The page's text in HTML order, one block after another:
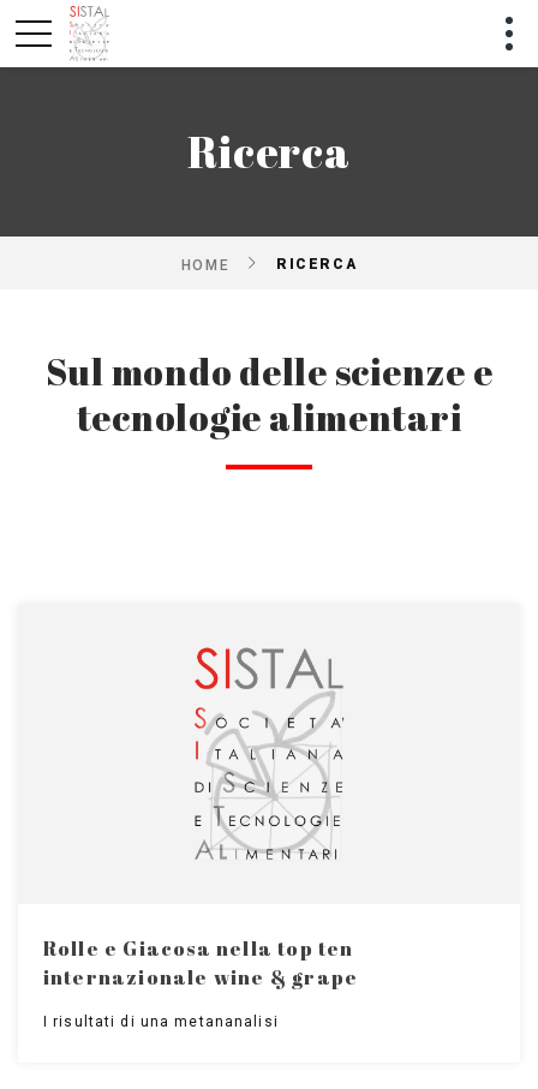
Ricerca
HOME RICERCA
Sul mondo delle scienze e
tecnologie alimentari
Rolle e Giacosa nella top ten
internazionale wine & grape
I risultati di una metananalisi